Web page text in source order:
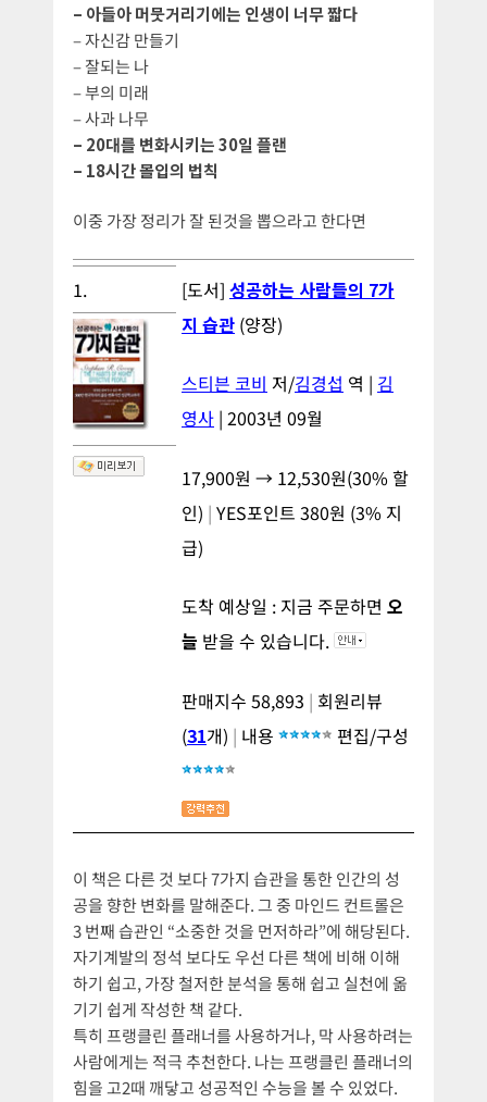
– 아들아 머뭇거리기에는 인생이 너무 짧다
– 자신감 만들기
– 잘되는 나
– 부의 미래
– 사과 나무
– 20대를 변화시키는 30일 플랜
– 18시간 몰입의 법칙
이중 가장 정리가 잘 된것을 뽑으라고 한다면
1. [도서] 성공하는 사람들의 7가
지 습관 (양장)
스티븐 코비 저/김경섭 역 | 김
영사 | 2003년 09월
17,900원 → 12,530원(30% 할
인) | YES포인트 380원 (3% 지
급)
도착 예상일 : 지금 주문하면 오
늘 받을 수 있습니다.
판매지수 58,893 | 회원리뷰
(31개) | 내용 편집/구성
이 책은 다른 것 보다 7가지 습관을 통한 인간의 성
공을 향한 변화를 말해준다. 그 중 마인드 컨트롤은
3 번째 습관인 “소중한 것을 먼저하라”에 해당된다.
자기계발의 정석 보다도 우선 다른 책에 비해 이해
하기 쉽고, 가장 철저한 분석을 통해 쉽고 실천에 옮
기기 쉽게 작성한 책 같다.
특히 프랭클린 플래너를 사용하거나, 막 사용하려는
사람에게는 적극 추천한다. 나는 프랭클린 플래너의
힘을 고2때 깨닿고 성공적인 수능을 볼 수 있었다.